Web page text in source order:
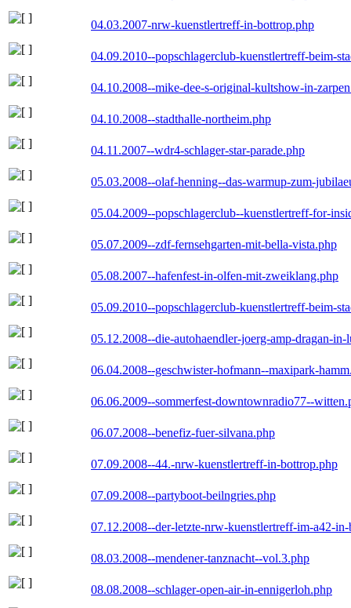
04.03.2007-nrw-kuenstlertreff-in-bottrop.php
04.09.2010--popschlagerclub-kuenstlertreff-beim-
04.10.2008--mike-dee-s-original-kultshow-in-
04.10.2008--stadthalle-northeim.php
04.11.2007--wdr4-schlager-star-parade.php
05.03.2008--olaf-henning--das-warmup-zum-
05.04.2009--popschlagerclub--kuenstlertreff-for-
05.07.2009--zdf-fernsehgarten-mit-bella-vista.php
05.08.2007--hafenfest-in-olfen-mit-zweiklang.php
05.09.2010--popschlagerclub-kuenstlertreff-beim-
05.12.2008--die-autohaendler-joerg-amp-dragan-in-
06.04.2008--geschwister-hofmann--maxipark-
06.06.2009--sommerfest-downtownradio77--
06.07.2008--benefiz-fuer-silvana.php
07.09.2008--44.-nrw-kuenstlertreff-in-bottrop.php
07.09.2008--partyboot-beilngries.php
07.12.2008--der-letzte-nrw-kuenstlertreff-im-a42-
08.03.2008--mendener-tanznacht--vol.3.php
08.08.2008--schlager-open-air-in-ennigerloh.php